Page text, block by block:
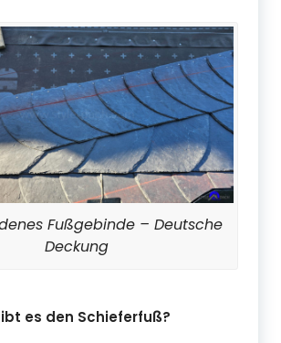
Fußgebinde – Deutsche
Deckung
es den Schieferfuß?